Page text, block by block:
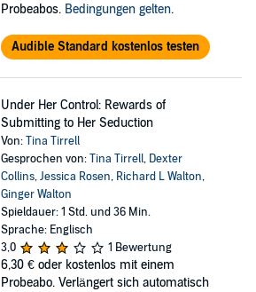
Probeabos. Bedingungen gelten.
Audible Standard kostenlos testen
Under Her Control: Rewards of
Submitting to Her Seduction
Von:Tina Tirrell
Gesprochen von:Tina Tirrell, Dexter
Collins,Jessica Rosen, Richard L Walton,
Ginger Walton
Spieldauer: 1 Std. und 36 Min.
Sprache: Englisch
3,0
1 Bewertung
6,30 € oder kostenlos mit einem
Probeabo. Verlängert sich automatisch